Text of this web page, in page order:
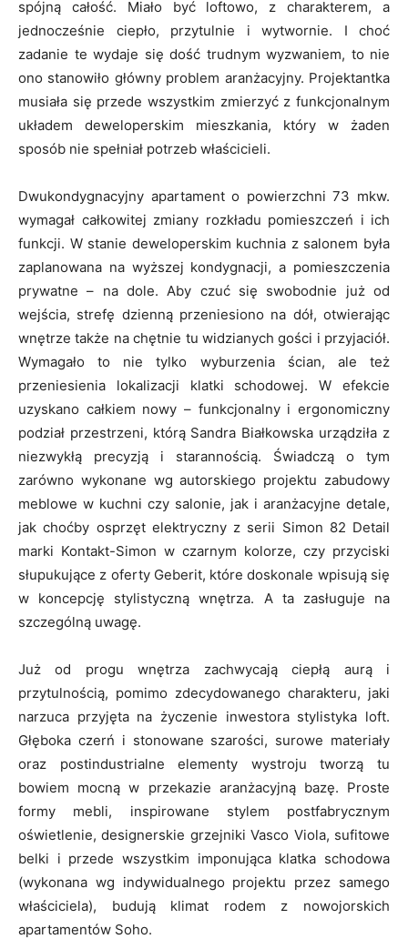
spójną całość. Miało być loftowo, z charakterem, a
jednocześnie ciepło, przytulnie i wytwornie. I choć
zadanie te wydaje się dość trudnym wyzwaniem, to nie
ono stanowiło główny problem aranżacyjny. Projektantka
musiała się przede wszystkim zmierzyć z funkcjonalnym
układem deweloperskim mieszkania, który w żaden
sposób nie spełniał potrzeb właścicieli.
Dwukondygnacyjny apartament o powierzchni 73 mkw.
wymagał całkowitej zmiany rozkładu pomieszczeń i ich
funkcji. W stanie deweloperskim kuchnia z salonem była
zaplanowana na wyższej kondygnacji, a pomieszczenia
prywatne – na dole. Aby czuć się swobodnie już od
wejścia, strefę dzienną przeniesiono na dół, otwierając
wnętrze także na chętnie tu widzianych gości i przyjaciół.
Wymagało to nie tylko wyburzenia ścian, ale też
przeniesienia lokalizacji klatki schodowej. W efekcie
uzyskano całkiem nowy – funkcjonalny i ergonomiczny
podział przestrzeni, którą Sandra Białkowska urządziła z
niezwykłą precyzją i starannością. Świadczą o tym
zarówno wykonane wg autorskiego projektu zabudowy
meblowe w kuchni czy salonie, jak i aranżacyjne detale,
jak choćby osprzęt elektryczny z serii Simon 82 Detail
marki Kontakt-Simon w czarnym kolorze, czy przyciski
słupukujące z oferty Geberit, które doskonale wpisują się
w koncepcję stylistyczną wnętrza. A ta zasługuje na
szczególną uwagę.
Już od progu wnętrza zachwycają ciepłą aurą i
przytulnością, pomimo zdecydowanego charakteru, jaki
narzuca przyjęta na życzenie inwestora stylistyka loft.
Głęboka czerń i stonowane szarości, surowe materiały
oraz postindustrialne elementy wystroju tworzą tu
bowiem mocną w przekazie aranżacyjną bazę. Proste
formy mebli, inspirowane stylem postfabrycznym
oświetlenie, designerskie grzejniki Vasco Viola, sufitowe
belki i przede wszystkim imponująca klatka schodowa
(wykonana wg indywidualnego projektu przez samego
właściciela), budują klimat rodem z nowojorskich
apartamentów Soho.